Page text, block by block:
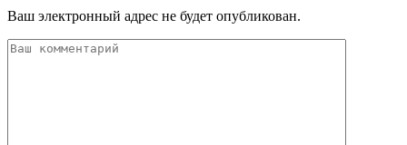
Ваш электронный адрес не будет опубликован.